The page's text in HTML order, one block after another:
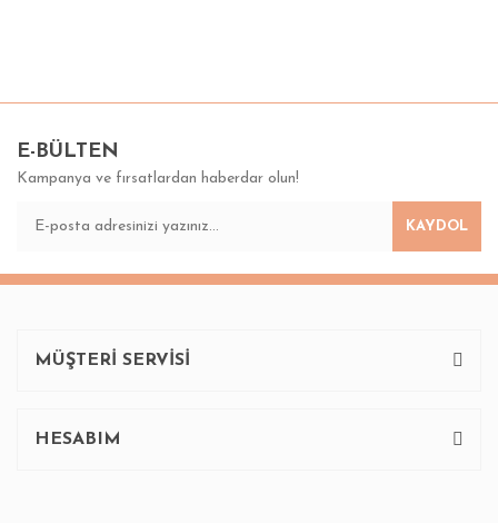
Yorum Yaz
konularda yetersiz gördüğünüz noktaları öneri formunu
Görüş ve önerileriniz için teşekkür ederiz.
Ürün açıklamasında eksik bilgiler bulunuyor.
E-BÜLTEN
Kampanya ve fırsatlardan haberdar olun!
KAYDOL
MÜŞTERİ SERVİSİ
HESABIM